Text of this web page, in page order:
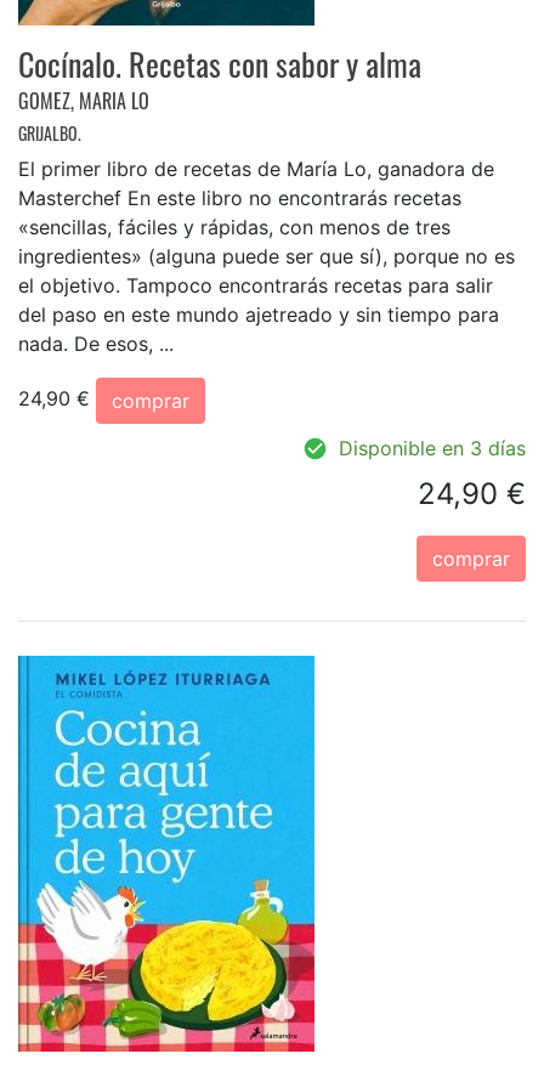
Cocínalo. Recetas con sabor y alma
GOMEZ, MARIA LO
GRIJALBO.
El primer libro de recetas de María Lo, ganadora de
Masterchef En este libro no encontrarás recetas
«sencillas, fáciles y rápidas, con menos de tres
ingredientes» (alguna puede ser que sí), porque no es
el objetivo. Tampoco encontrarás recetas para salir
del paso en este mundo ajetreado y sin tiempo para
nada. De esos, ...
24,90 €
comprar
Disponible en 3 días
24,90 €
comprar